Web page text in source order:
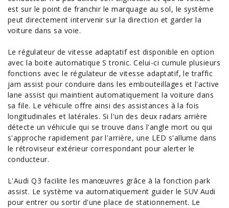
est sur le point de franchir le marquage au sol, le système
peut directement intervenir sur la direction et garder la
voiture dans sa voie.
Le régulateur de vitesse adaptatif est disponible en option
avec la boite automatique S tronic. Celui-ci cumule plusieurs
fonctions avec le régulateur de vitesse adaptatif, le traffic
jam assist pour conduire dans les embouteillages et l'active
lane assist qui maintient automatiquement la voiture dans
sa file. Le véhicule offre ainsi des assistances à la fois
longitudinales et latérales. Si l'un des deuxradars arrière
détecte un véhicule qui se trouve dans l'angle mort ou qui
s'approche rapidement par l'arrière, une LED s'allume dans
le rétroviseur extérieur correspondant pour alerter le
conducteur.
L'Audi Q3 facilite les manœuvres grâce à la fonction park
assist. Le système va automatiquement guider le SUV Audi
pour entrer ou sortir d'une place de stationnement. Le